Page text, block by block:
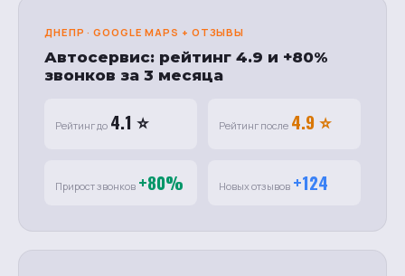
ДНЕПР · GOOGLE MAPS + ОТЗЫВЫ
Автосервис: рейтинг 4.9 и +80%
звонков за 3 месяца
Рейтинг до 4.1 ⭐ Рейтинг после 4.9 ⭐
Прирост звонков +80% Новых отзывов +124